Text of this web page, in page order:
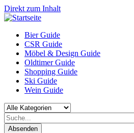
Direkt zum Inhalt
Bier Guide
CSR Guide
Möbel & Design Guide
Oldtimer Guide
Shopping Guide
Ski Guide
Wein Guide
Absenden